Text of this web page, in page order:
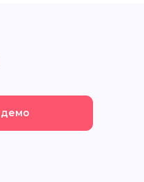
демо